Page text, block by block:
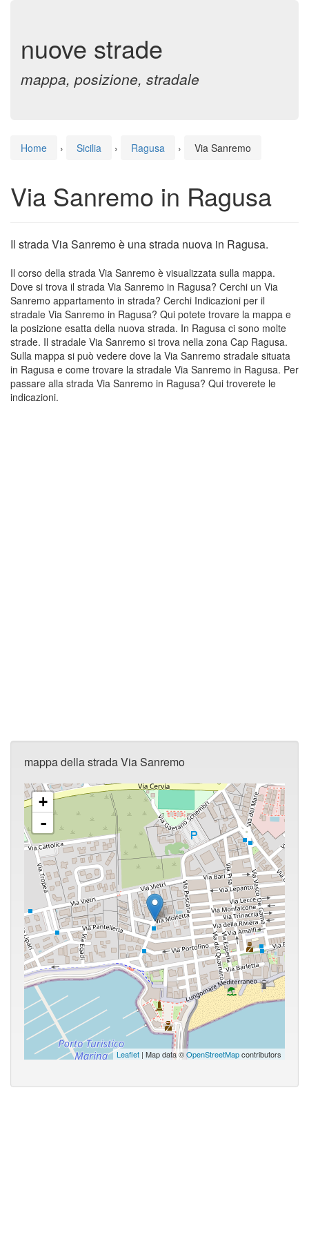
nuove strade
mappa, posizione, stradale
Home › Sicilia › Ragusa › Via Sanremo
Via Sanremo in Ragusa
Il strada Via Sanremo è una strada nuova in Ragusa.
Il corso della strada Via Sanremo è visualizzata sulla mappa.
Dove si trova il strada Via Sanremo in Ragusa? Cerchi un Via
Sanremo appartamento in strada? Cerchi Indicazioni per il
stradale Via Sanremo in Ragusa? Qui potete trovare la mappa e
la posizione esatta della nuova strada. In Ragusa ci sono molte
strade. Il stradale Via Sanremo si trova nella zona Cap Ragusa.
Sulla mappa si può vedere dove la Via Sanremo stradale situata
in Ragusa e come trovare la stradale Via Sanremo in Ragusa. Per
passare alla strada Via Sanremo in Ragusa? Qui troverete le
indicazioni.
mappa della strada Via Sanremo
+
-
Leaflet | Map data ©OpenStreetMapcontributors